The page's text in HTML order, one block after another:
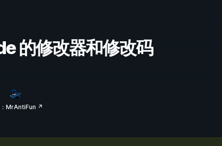
的修改器和修改码
MrAntiFun ↗